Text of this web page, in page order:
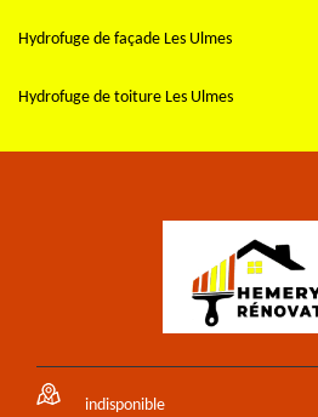
Hydrofuge de façade Les Ulmes
Hydrofuge de toiture Les Ulmes
indisponible